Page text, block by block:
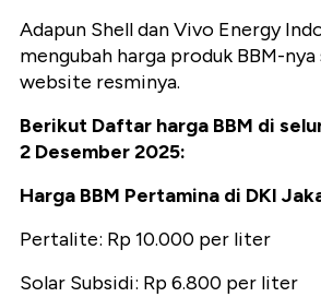
Adapun Shell dan Vivo Energy
mengubah harga produk BBM-nya
website resminya.
Berikut Daftar harga BBM di
2 Desember 2025:
Harga BBM Pertamina di DKI
Pertalite: Rp 10.000 per liter
Solar Subsidi: Rp 6.800 per liter